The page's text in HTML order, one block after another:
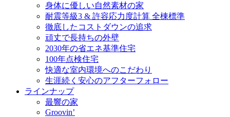
身体に優しい自然素材の家
耐震等級3 & 許容応力度計算 全棟標準
徹底したコストダウンの追求
頑丈で長持ちの外壁
2030年の省エネ基準住宅
100年点検住宅
快適な室内環境へのこだわり
生涯続く安心のアフターフォロー
ラインナップ
最響の家
Groovin’